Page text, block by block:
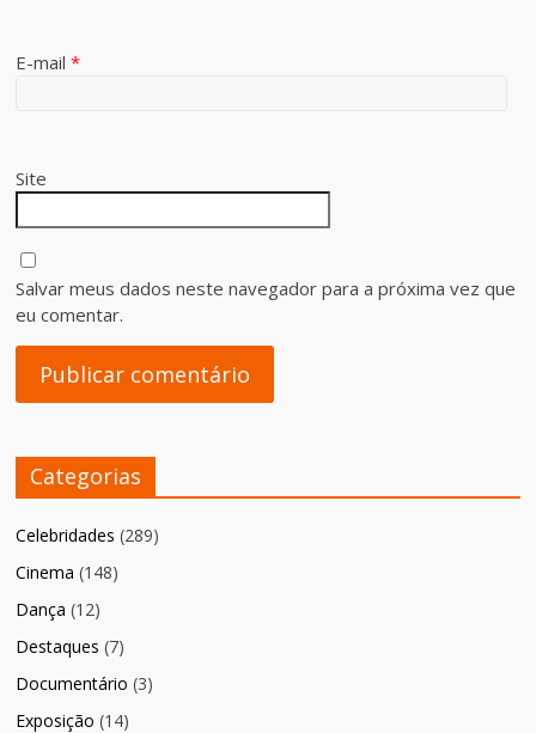
E-mail*
Site
Salvar meus dados neste navegador para a próxima vez que
eu comentar.
Categorias
Celebridades (289)
Cinema (148)
Dança (12)
Destaques (7)
Documentário (3)
Exposição (14)